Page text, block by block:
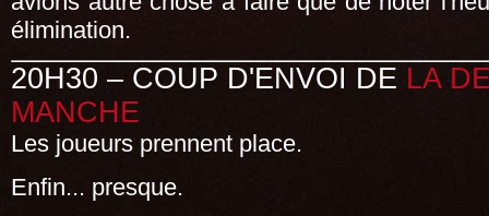
élimination.
20H30 – COUP D'ENVOI DE LA
MANCHE
Les joueurs prennent place.
Enfin... presque.